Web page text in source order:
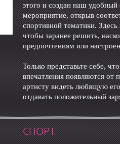
этого и создан наш
мероприятие, открыв
спортивной тематики.
чтобы заранее решить,
предпочтениям или
Только представьте себе,
впечатления появляются от
артисту видеть любящую
отдавать положительный
СПОРТ